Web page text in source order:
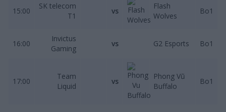
15:00
SK telecom
T1
vs
Flash
Wolves
Bo1
16:00
Invictus
Gaming
vs G2 Esports Bo1
17:00
Team
Liquid
vs
Phong Vũ
Buffalo
Bo1